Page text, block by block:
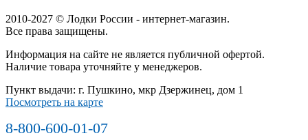
2010-2027 © Лодки России - интернет-магазин.
Все права защищены.
Информация на сайте не является публичной офертой.
Наличие товара уточняйте у менеджеров.
Пункт выдачи: г. Пушкино, мкр Дзержинец, дом 1
Посмотреть на карте
8-800-600-01-07